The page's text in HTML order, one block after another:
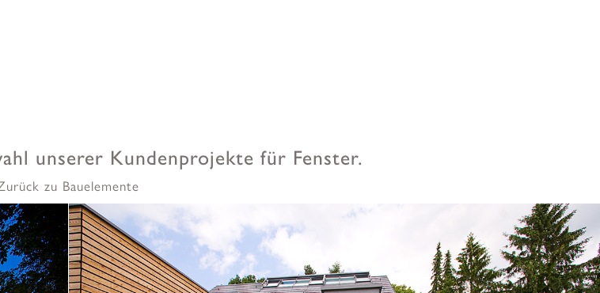
unserer Kundenprojekte für Fenster.
zu Bauelemente